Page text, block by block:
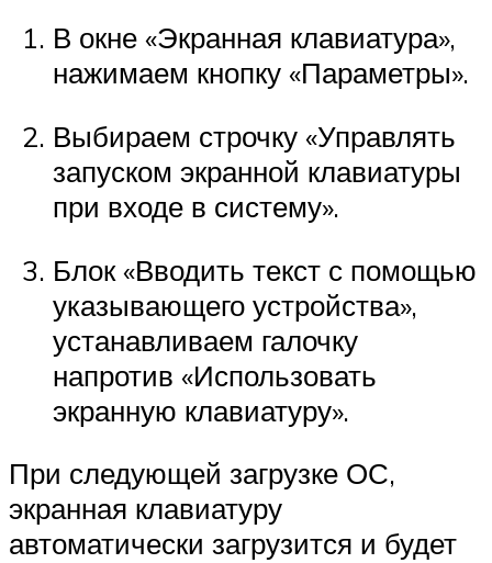
В окне «Экранная клавиатура»,
нажимаем кнопку «Параметры».
Выбираем строчку «Управлять
запуском экранной клавиатуры
при входе в систему».
Блок «Вводить текст с помощью
указывающего устройства»,
устанавливаем галочку
напротив «Использовать
экранную клавиатуру».
При следующей загрузке ОС,
экранная клавиатуру
автоматически загрузится и будет